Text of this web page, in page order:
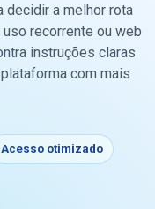
decidir a melhor rota
uso recorrente ou web
instruções claras
com mais
Acesso otimizado